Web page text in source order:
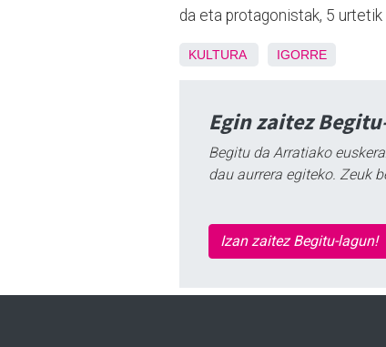
da eta protagonistak, 5
KULTURA IGORRE
Egin zaitez
Begitu da Arratiako
dau aurrera egiteko. Zeuk
Izan zaitez Begitu-lagun!